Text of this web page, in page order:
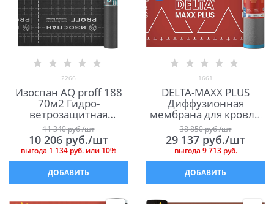
2266
Изоспан AQ proff 188
70м2 Гидро-
ветрозащитная
паропроницаемая
усиленная мембрана
11 340 руб./шт
10 206 руб./шт
выгода 1 134 руб. или 10%
ДОБАВИТЬ
1661
DELTA-MAXX PLUS
Диффузионная
мембрана для кровли
и фасада Дельта Макс
Плюс
38 850 руб./шт
29 137 руб./шт
выгода 9 713 руб.
ДОБАВИТЬ